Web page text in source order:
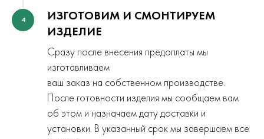
4
ИЗГОТОВИМ И СМОНТИРУЕМ
ИЗДЕЛИЕ
Сразу после внесения предоплаты мы
изготавливаем
ваш заказ на собственном производстве.
После готовности изделия мы сообщаем вам
об этом и назначаем дату доставки и
установки. В указанный срок мы завершаем все